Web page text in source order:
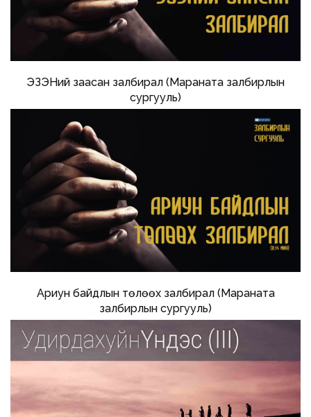
ЭЗЭНий заасан залбирал (Мараната залбирлын
сургууль)
Ариун байдлын төлөөх залбирал (Мараната
залбирлын сургууль)